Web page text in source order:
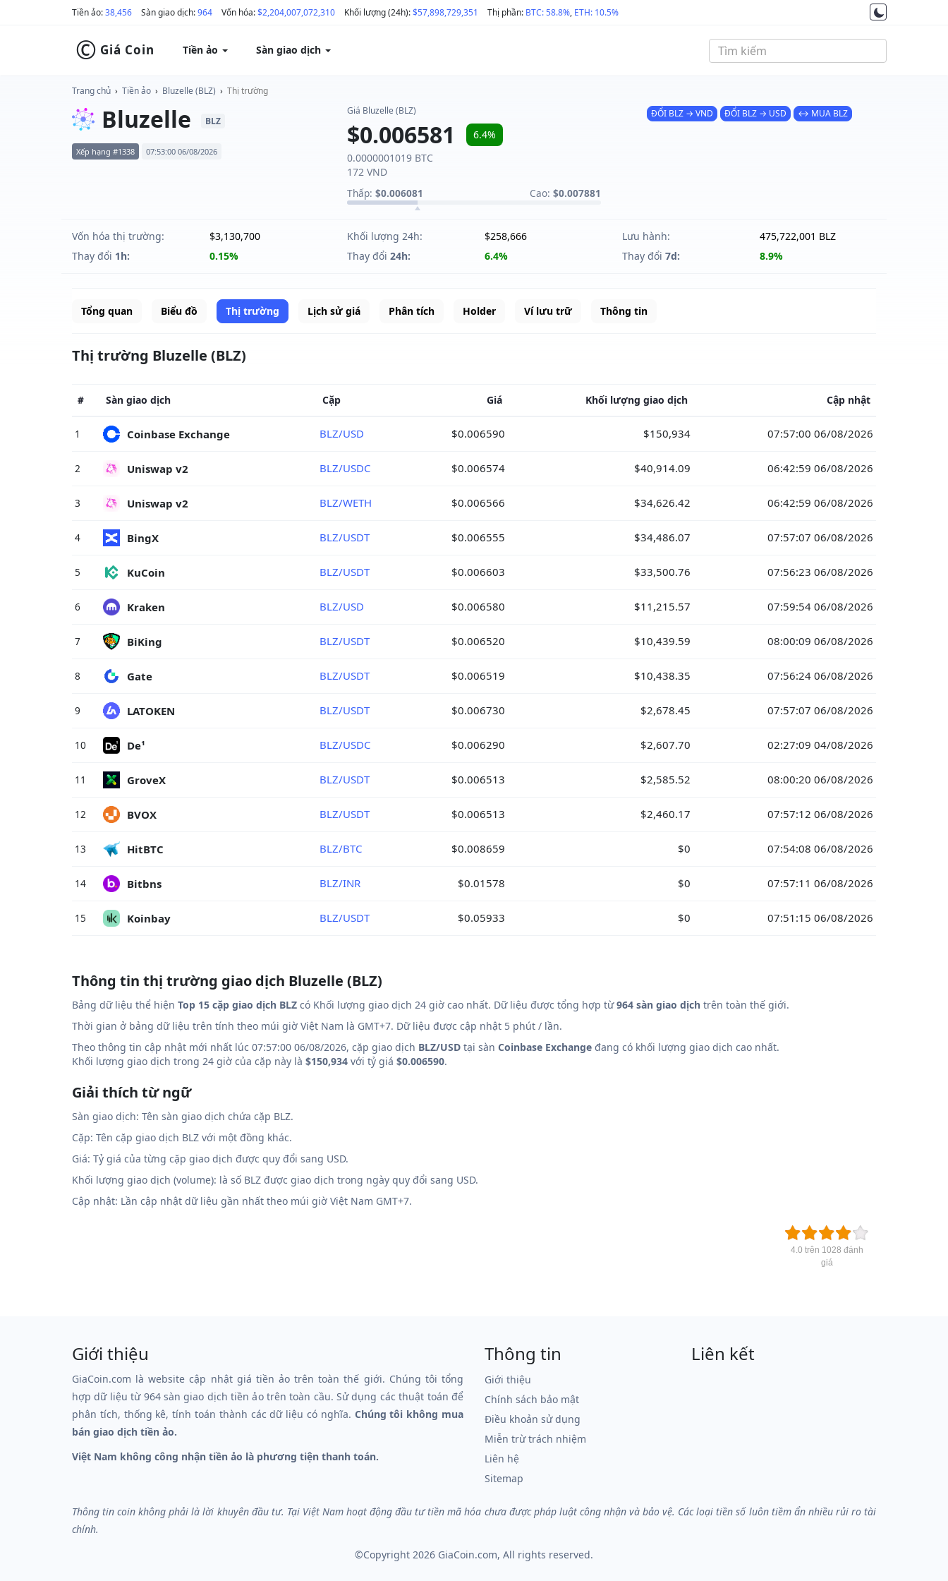
Tiền ảo:38,456 Sàn giao dịch:964 Vốn hóa:$2,204,007,072,310 Khối lượng (24h):$57,898,729,351 Thị phần: BTC: 58.8%, ETH: 10.5%
© Giá Coin Tiền ảo Sàn giao dịch
Trang chủ › Tiền ảo › Bluzelle (BLZ) › Thị trường
Bluzelle BLZ
Xếp hạng #1338 07:53:00 06/08/2026
Giá Bluzelle (BLZ)
$0.006581
6.4%
0.0000001019 BTC
172 VND
Thấp: $0.006081 Cao: $0.007881
ĐỔI BLZ → VND ĐỔI BLZ → USD ↔ MUA BLZ
Vốn hóa thị trường: $3,130,700 Khối lượng 24h: $258,666 Lưu hành:
475,722,001 BLZ
Thay đổi 1h: 0.15% Thay đổi 24h: 6.4% Thay đổi 7d: 8.9%
Tổng quan Biểu đồ Thị trường Lịch sử giá Phân tích Holder Ví lưu trữ Thông tin
Thị trường Bluzelle (BLZ)
# Sàn giao dịch Cặp Giá Khối lượng giao dịch Cập nhật
1 Coinbase Exchange BLZ/USD $0.006590 $150,934 07:57:00 06/08/2026
2 Uniswap v2 BLZ/USDC $0.006574 $40,914.09 06:42:59 06/08/2026
3 Uniswap v2 BLZ/WETH $0.006566 $34,626.42 06:42:59 06/08/2026
4 BingX BLZ/USDT $0.006555 $34,486.07 07:57:07 06/08/2026
5 KuCoin BLZ/USDT $0.006603 $33,500.76 07:56:23 06/08/2026
6 Kraken BLZ/USD $0.006580 $11,215.57 07:59:54 06/08/2026
7 BiKing BLZ/USDT $0.006520 $10,439.59 08:00:09 06/08/2026
8 Gate BLZ/USDT $0.006519 $10,438.35 07:56:24 06/08/2026
9 LATOKEN BLZ/USDT $0.006730 $2,678.45 07:57:07 06/08/2026
10 De¹ BLZ/USDC $0.006290 $2,607.70 02:27:09 04/08/2026
11 GroveX BLZ/USDT $0.006513 $2,585.52 08:00:20 06/08/2026
12 BVOX BLZ/USDT $0.006513 $2,460.17 07:57:12 06/08/2026
13 HitBTC BLZ/BTC $0.008659 $0 07:54:08 06/08/2026
14 Bitbns BLZ/INR $0.01578 $0 07:57:11 06/08/2026
15 Koinbay BLZ/USDT $0.05933 $0 07:51:15 06/08/2026
Thông tin thị trường giao dịch Bluzelle (BLZ)
Bảng dữ liệu thể hiện Top 15 cặp giao dịch BLZ có Khối lượng giao dịch 24 giờ cao nhất. Dữ liệu được tổng hợp từ964 sàn giao dịch trên toàn thế giới.
Thời gian ở bảng dữ liệu trên tính theo múi giờ Việt Nam là GMT+7. Dữ liệu được cập nhật 5 phút / lần.
Theo thông tin cập nhật mới nhất lúc 07:57:00 06/08/2026, cặp giao dịch BLZ/USD tại sàn Coinbase Exchange đang có khối lượng giao dịch cao nhất.
Khối lượng giao dịch trong 24 giờ của cặp này là $150,934 với tỷ giá $0.006590.
Giải thích từ ngữ
Sàn giao dịch: Tên sàn giao dịch chứa cặp BLZ.
Cặp: Tên cặp giao dịch BLZ với một đồng khác.
Giá: Tỷ giá của từng cặp giao dịch được quy đổi sang USD.
Khối lượng giao dịch (volume): là số BLZ được giao dịch trong ngày quy đổi sang USD.
Cập nhật: Lần cập nhật dữ liệu gần nhất theo múi giờ Việt Nam GMT+7.
4.0 trên 1028 đánh
giá
Giới thiệu
GiaCoin.com là website cập nhật giá tiền ảo trên toàn thế giới. Chúng tôi tổng
hợp dữ liệu từ 964 sàn giao dịch tiền ảo trên toàn cầu. Sử dụng các thuật toán để
phân tích, thống kê, tính toán thành các dữ liệu có nghĩa. Chúng tôi không mua
bán giao dịch tiền ảo.
Việt Nam không công nhận tiền ảo là phương tiện thanh toán.
Thông tin
Giới thiệu
Chính sách bảo mật
Điều khoản sử dụng
Miễn trừ trách nhiệm
Liên hệ
Sitemap
Liên kết
Thông tin coin không phải là lời khuyên đầu tư. Tại Việt Nam hoạt động đầu tư tiền mã hóa chưa được pháp luật công nhận và bảo vệ. Các loại tiền số luôn tiềm ẩn nhiều rủi ro tài
chính.
©Copyright 2026 GiaCoin.com, All rights reserved.